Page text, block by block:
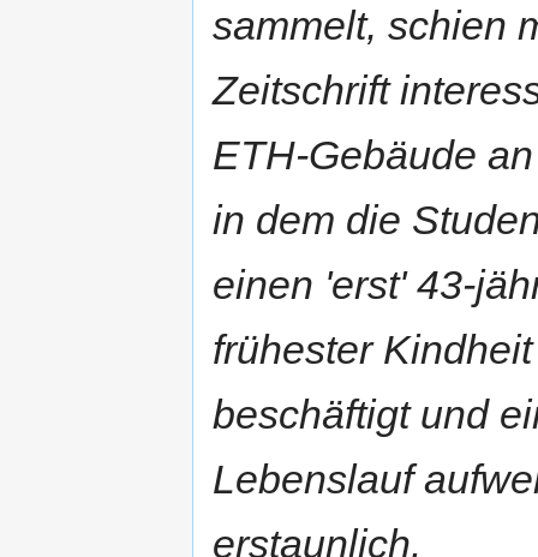
sammelt, schien
Zeitschrift
ETH-Gebäude
in dem die
einen 'erst' 43-
frühester
beschäftigt und
Lebenslauf
erstaunlich.